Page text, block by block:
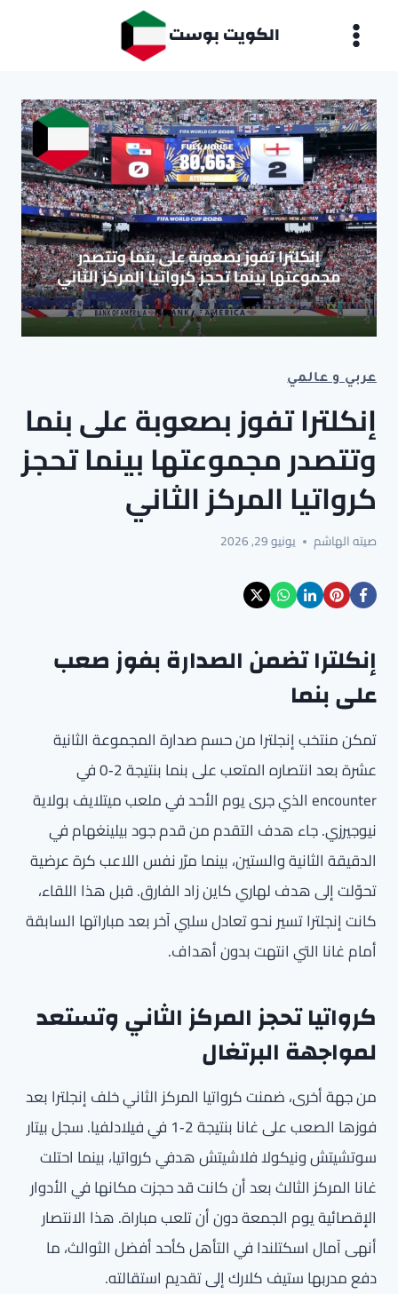
الكويت بوست
عربي و عالمي
إنكلترا تفوز بصعوبة على بنما
وتتصدر مجموعتها بينما تحجز
كرواتيا المركز الثاني
صيته الهاشم يونيو 29, 2026
إنكلترا تضمن الصدارة بفوز صعب
على بنما
تمكن منتخب إنجلترا من حسم صدارة المجموعة الثانية
عشرة بعد انتصاره المتعب على بنما بنتيجة 2‑0 في
encounter الذي جرى يوم الأحد في ملعب ميتلايف بولاية
نيوجيرزي. جاء هدف التقدم من قدم جود بيلينغهام في
الدقيقة الثانية والستين، بينما مرّر نفس اللاعب كرة عرضية
تحوّلت إلى هدف لهاري كاين زاد الفارق. قبل هذا اللقاء،
كانت إنجلترا تسير نحو تعادل سلبي آخر بعد مباراتها السابقة
أمام غانا التي انتهت بدون أهداف.
كرواتيا تحجز المركز الثاني وتستعد
لمواجهة البرتغال
من جهة أخرى، ضمنت كرواتيا المركز الثاني خلف إنجلترا بعد
فوزها الصعب على غانا بنتيجة 2‑1 في فيلادلفيا. سجل بيتار
سوتشيتش ونيكولا فلاشيتش هدفي كرواتيا، بينما احتلت
غانا المركز الثالث بعد أن كانت قد حجزت مكانها في الأدوار
الإقصائية يوم الجمعة دون أن تلعب مباراة. هذا الانتصار
أنهى آمال اسكتلندا في التأهل كأحد أفضل الثوالث، ما
دفع مدربها ستيف كلارك إلى تقديم استقالته.